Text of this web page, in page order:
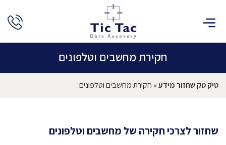
חקירת מחשבים וטלפונים
טיק טק שחזור מידע» חקירת מחשבים וטלפונים
שחזור לצרכי חקירה של מחשבים וטלפונים